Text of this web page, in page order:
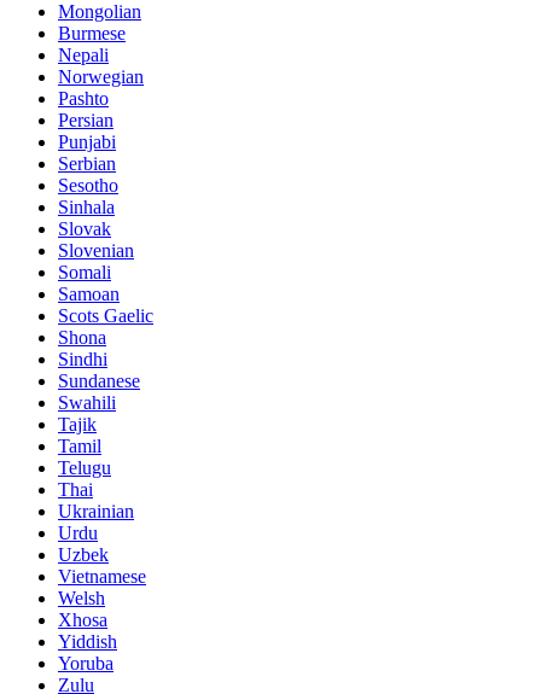
Mongolian
Burmese
Nepali
Norwegian
Pashto
Persian
Punjabi
Serbian
Sesotho
Sinhala
Slovak
Slovenian
Somali
Samoan
Scots Gaelic
Shona
Sindhi
Sundanese
Swahili
Tajik
Tamil
Telugu
Thai
Ukrainian
Urdu
Uzbek
Vietnamese
Welsh
Xhosa
Yiddish
Yoruba
Zulu